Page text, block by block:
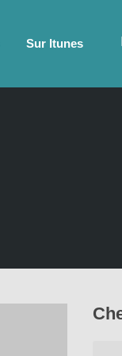
Sur Itunes